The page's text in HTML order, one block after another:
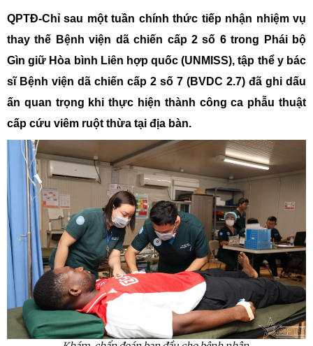
QPTĐ-Chỉ sau một tuần chính thức tiếp nhận nhiệm vụ
thay thế Bệnh viện dã chiến cấp 2 số 6 trong Phái bộ
Gìn giữ Hòa bình Liên hợp quốc (UNMISS), tập thể y bác
sĩ Bệnh viện dã chiến cấp 2 số 7 (BVDC 2.7) đã ghi dấu
ấn quan trọng khi thực hiện thành công ca phẫu thuật
cấp cứu viêm ruột thừa tại địa bàn.